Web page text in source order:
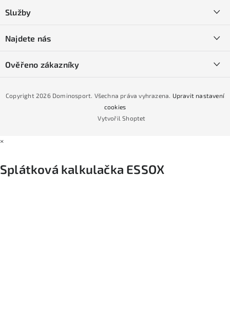
Obchodní podmínky
Podmínky GDPR
Podmínky nákupu na splátky ESSOX
Služby
Naše prodejna
Najdete nás
Ověřeno zákazníky
Vytvořil Shoptet
Copyright 2026 Dominosport. Všechna práva vyhrazena. Upravit nastavení
cookies
×
Splátková kalkulačka ESSOX